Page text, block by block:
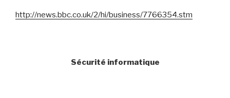
http://news.bbc.co.uk/2/hi/business/7766354.stm
Sécurité informatique